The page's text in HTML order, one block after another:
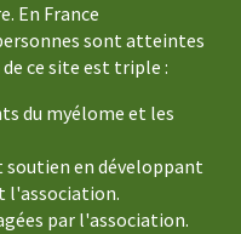
En France
sont atteintes
ce site est triple :
du myélome et les
en développant
l'association.
par l'association.